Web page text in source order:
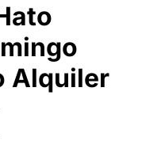
Alquiler